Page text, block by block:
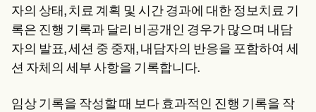
자의 상태, 치료 계획 및 시간 경과에 대한 정보치료 기
록은 진행 기록과 달리 비공개인 경우가 많으며 내담
자의 발표, 세션 중 중재, 내담자의 반응을 포함하여 세
션 자체의 세부 사항을 기록합니다.
임상 기록을 작성할 때 보다 효과적인 진행 기록을 작